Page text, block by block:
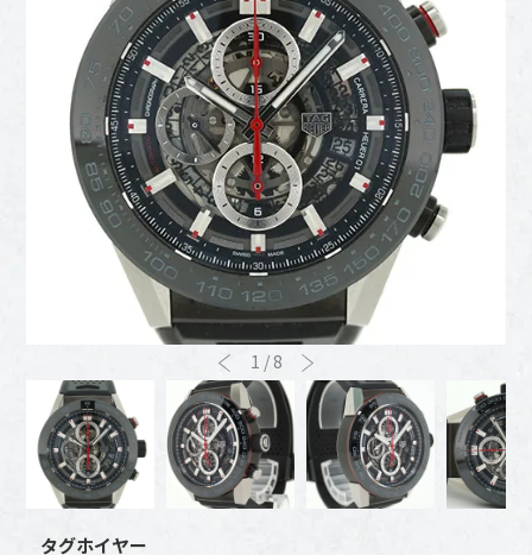
1 /8
タグホイヤー